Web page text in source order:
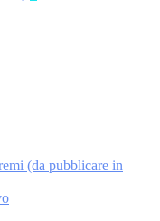
(da pubblicare in